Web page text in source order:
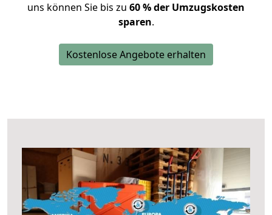
uns können Sie bis zu 60 % der Umzugskosten
sparen.
Kostenlose Angebote erhalten